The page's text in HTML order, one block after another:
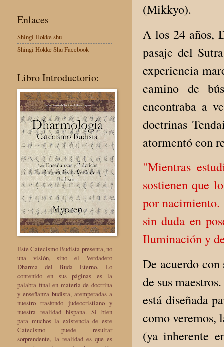
(Mikkyo).
A los 24 años,
pasaje del
experiencia
camino de
encontraba a
doctrinas
atormentó con
"Mientras
sostienen que
por nacimiento.
sin duda en
Iluminación y
De acuerdo
de sus
está diseñada
como veremos,
(ya inherente
Enlaces
Shingi Hokke shu
Shingi Hokke Shu Facebook
Libro Introductorio:
Este Catecismo Budista presenta, no
una visión, sino el Verdadero
Dharma del Buda Eterno. Lo
contenido en sus páginas es la
palabra final en materia de doctrina
y enseñanza budista, atemperadas a
nuestro trasfondo judeocristiano y
nuestra realidad hispana. Si bien
para muchos la existencia de este
Catecismo puede resultar
sorprendente, la realidad es que es